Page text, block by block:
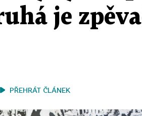
je
PŘEHRÁT ČLÁNEK